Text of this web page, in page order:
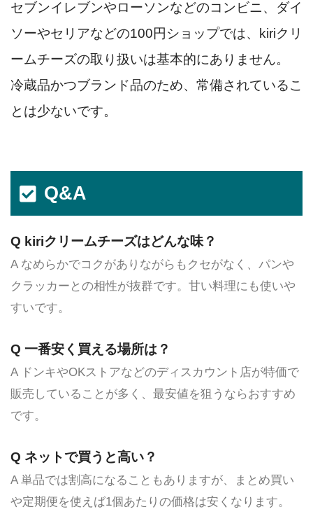
セブンイレブンやローソンなどのコンビニ、ダイ
ソーやセリアなどの100円ショップでは、kiriクリ
ームチーズの取り扱いは基本的にありません。
冷蔵品かつブランド品のため、常備されているこ
とは少ないです。
Q&A
Q kiriクリームチーズはどんな味？
A なめらかでコクがありながらもクセがなく、パンや
クラッカーとの相性が抜群です。甘い料理にも使いや
すいです。
Q 一番安く買える場所は？
A ドンキやOKストアなどのディスカウント店が特価で
販売していることが多く、最安値を狙うならおすすめ
です。
Q ネットで買うと高い？
A 単品では割高になることもありますが、まとめ買い
や定期便を使えば1個あたりの価格は安くなります。